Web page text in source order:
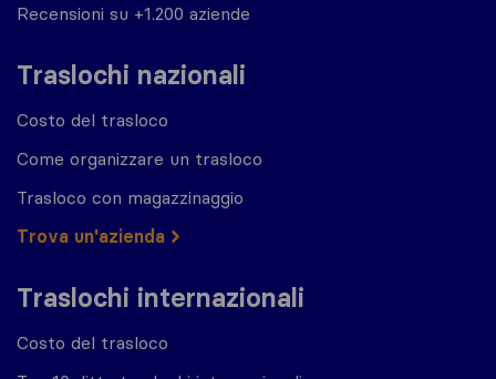
Recensioni su +1.200 aziende
Traslochi nazionali
Costo del trasloco
Come organizzare un trasloco
Trasloco con magazzinaggio
Trova un'azienda
Traslochi internazionali
Costo del trasloco